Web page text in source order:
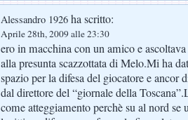
Alessandro 1926 ha scritto:
Aprile 28th, 2009 alle 23:30
ero in macchina con un amico e
alla presunta scazzottata di Melo.Mi ha
spazio per la difesa del giocatore e ancor
dal direttore del “giornale della
come atteggiamento perchè su al nord se